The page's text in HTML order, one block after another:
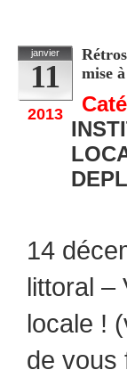
janvier
11
2013
mise
14
littoral –
locale !
de vous